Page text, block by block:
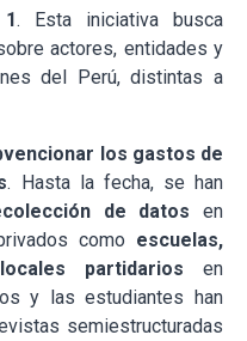
. Esta iniciativa busca
actores, entidades y
del Perú, distintas a
los gastos de
. Hasta la fecha, se han
de datosen
como escuelas,
partidarios en
y las estudiantes han
semiestructuradas